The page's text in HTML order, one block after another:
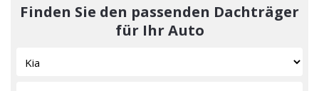
Finden Sie den passenden Dachträger
für Ihr Auto